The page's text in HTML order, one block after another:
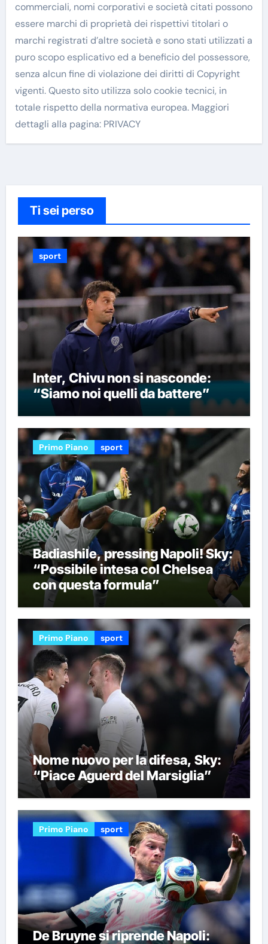
commerciali, nomi corporativi e società citati possono
essere marchi di proprietà dei rispettivi titolari o
marchi registrati d’altre società e sono stati utilizzati a
puro scopo esplicativo ed a beneficio del possessore,
senza alcun fine di violazione dei diritti di Copyright
vigenti. Questo sito utilizza solo cookie tecnici, in
totale rispetto della normativa europea. Maggiori
dettagli alla pagina: PRIVACY
Ti sei perso
sport
Inter, Chivu non si nasconde:
“Siamo noi quelli da battere”
Primo Piano sport
Badiashile, pressing Napoli! Sky:
“Possibile intesa col Chelsea
con questa formula”
Primo Piano sport
Nome nuovo per la difesa, Sky:
“Piace Aguerd del Marsiglia”
Primo Piano sport
De Bruyne si riprende Napoli: